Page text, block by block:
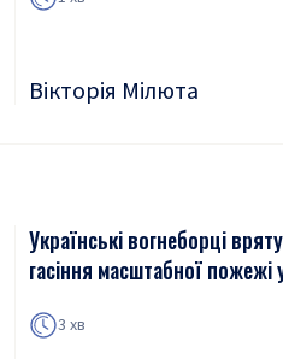
Вікторія Мілюта
Українські вогнеборці
гасіння масштабної пожежі
3 хв